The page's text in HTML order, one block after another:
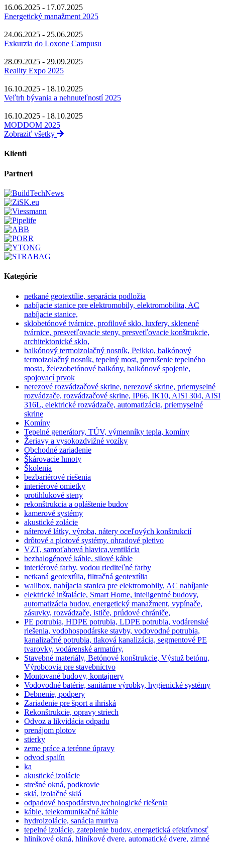
16.06.2025 - 17.07.2025
Energetický manažment 2025
24.06.2025 - 25.06.2025
Exkurzia do Loxone Campusu
28.09.2025 - 29.09.2025
Reality Expo 2025
16.10.2025 - 18.10.2025
Veľtrh bývania a nehnuteľností 2025
16.10.2025 - 18.10.2025
MODDOM 2025
Zobraziť všetky
Klienti
Partneri
Kategórie
netkané geotextílie, separácia podložia
nabíjacie stanice pre elektromobily, elektromobilita, AC
nabíjacie stanice,
sklobetónové tvárnice, profilové sklo, luxfery, sklenené
tvárnice, presvetľovacie steny, presvetľovacie konštrukcie,
architektonické sklo,
balkónový termoizolačný nosník, Peikko, balkónový
termoizolačný nosník, tepelný most, prerušenie tepelného
mosta, železobetónové balkóny, balkónové spojenie,
spojovací prvok
nerezové rozvádzačové skrine, nerezové skrine, priemyselné
rozvádzače, rozvádzačové skrine, IP66, IK10, AISI 304, AISI
316L, elektrické rozvádzače, automatizácia, priemyselné
skrine
Komíny
Tepelné generátory, TÚV, výmenníky tepla, komíny
Žeriavy a vysokozdvižné vozíky
Obchodné zariadenie
Škárovacie hmoty
Školenia
bezbariérové riešenia
interiérové omietky
protihlukové steny
rekonštrukcia a opláštenie budov
kamerové systémy
akustické zolácie
náterové látky, výroba, nátery oceľových konštrukcií
drôtové a plotové systémy. ohradové pletivo
VZT, samoťahová hlavica,ventilácia
bezhalogénové káble, silové káble
interiérové farby. vodou riediteľné farby
netkaná geotextília, filtračná geotextília
wallbox, nabíjacia stanica pre elektromobily, AC nabíjanie
elektrické inštalácie, Smart Home, inteligentné budovy,
automatizácia budov, energetický manažment, vypínače,
zásuvky, rozvádzače, ističe, prúdové chrániče,
PE potrubia, HDPE potrubia, LDPE potrubia, vodárenské
riešenia, vodohospodárske stavby, vodovodné potrubia,
kanalizačné potrubia, tlaková kanalizácia, segmentové PE
tvarovky, vodárenské armatúry,
Stavebné materiály, Betónové konštrukcie, Výstuž betónu,
Výrobcovia pre stavebníctvo
Montované budovy, kontajnery
Vodovodné batérie, sanitárne výrobky, hygienické systémy
Debnenie, podpery
Zariadenie pre šport a ihriská
Rekonštrukcie, opravy striech
Odvoz a likvidácia odpadu
prenájom plotov
stierky
zeme práce a terénne úpravy
odvod spalín
ka
akustické izolácie
strešné okná, podkrovie
sklá, izolačné sklá
odpadové hospodárstvo,techologické riešenia
káble, telekomunikačné káble
hydroizolácie, sanácia muriva
tepelné izolácie, zateplenie budov, energetická efektívnosť
hliníkové okná, hliníkové dvere, automatické dvere, zimné